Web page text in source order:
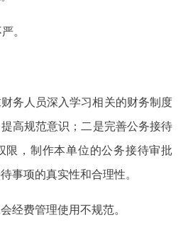
。
务人员深入学习相关的财务制度
高规范意识；二是完善公务接待
限，制作本单位的公务接待审批
事项的真实性和合理性。
经费管理使用不规范。